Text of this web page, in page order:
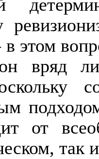
этом
вряд ли
от
так